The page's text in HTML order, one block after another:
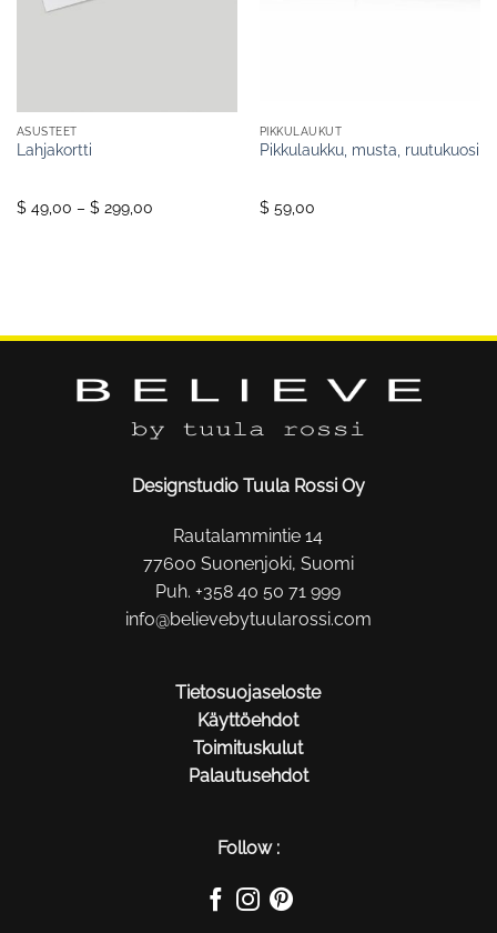
ASUSTEET
Lahjakortti
$ 49,00 – $ 299,00Price
PIKKULAUKUT
Pikkulaukku, musta, ruutukuosi
$ 59,00
Designstudio Tuula Rossi Oy
Rautalammintie 14
77600 Suonenjoki, Suomi
Puh. +358 40 50 71 999
info@believebytuularossi.com
Tietosuojaseloste
Käyttöehdot
Toimituskulut
Palautusehdot
Follow :